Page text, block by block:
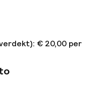
€ 20,00 per